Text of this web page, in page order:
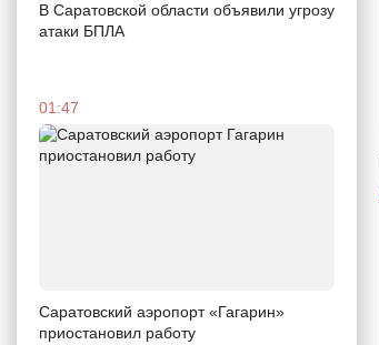
В Саратовской области объявили угрозу
атаки БПЛА
01:47
Саратовский аэропорт «Гагарин»
приостановил работу